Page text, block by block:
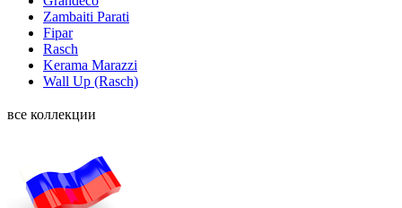
Zambaiti Parati
Fipar
Rasch
Kerama Marazzi
Wall Up (Rasch)
все коллекции